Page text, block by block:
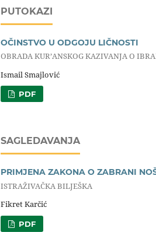
PUTOKAZI
OČINSTVO U ODGOJU LIČNOSTI
OBRADA KUR’ANSKOG KAZIVANJA O
Ismail Smajlović
PDF
SAGLEDAVANJA
PRIMJENA ZAKONA O ZABRANI
ISTRAŽIVAČKA BILJEŠKA
Fikret Karčić
PDF